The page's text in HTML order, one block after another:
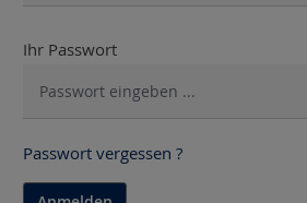
Ihr Passwort
Passwort vergessen ?